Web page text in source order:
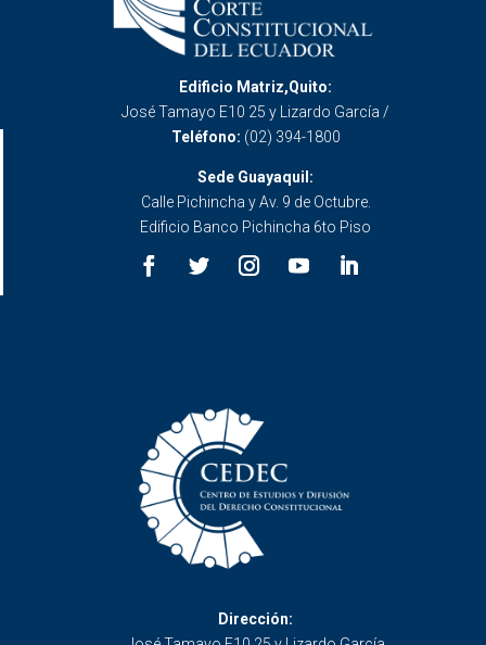
Edificio Matriz,Quito:
José Tamayo E10 25 y Lizardo García /
Teléfono: (02) 394-1800
Sede Guayaquil:
Calle Pichincha y Av. 9 de Octubre.
Edificio Banco Pichincha 6to Piso
Dirección: